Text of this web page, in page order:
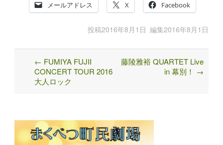
メールアドレス X Facebook
投稿2016年8月1日 編集2016年8月1日
Post
navigation
← FUMIYA FUJII
CONCERT TOUR 2016
大人ロック
藤陵雅裕 QUARTET Live
in 幕別！ →